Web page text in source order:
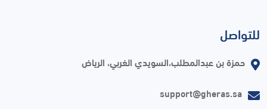
للتواصل
حمزة بن عبدالمطلب،السويدي الغربي، الرياض
support@gheras.sa